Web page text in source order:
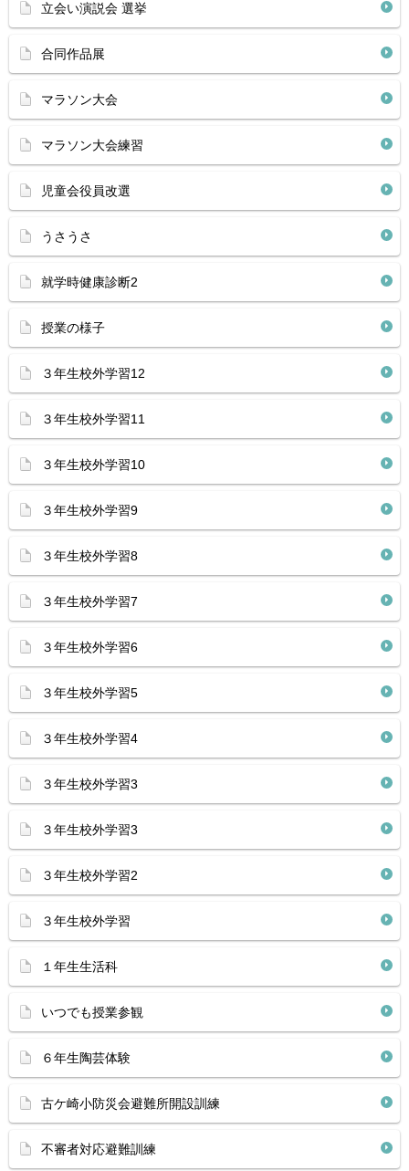
立会い演説会 選挙
合同作品展
マラソン大会
マラソン大会練習
児童会役員改選
うさうさ
就学時健康診断2
授業の様子
３年生校外学習12
３年生校外学習11
３年生校外学習10
３年生校外学習9
３年生校外学習8
３年生校外学習7
３年生校外学習6
３年生校外学習5
３年生校外学習4
３年生校外学習3
３年生校外学習3
３年生校外学習2
３年生校外学習
１年生生活科
いつでも授業参観
６年生陶芸体験
古ケ崎小防災会避難所開設訓練
不審者対応避難訓練